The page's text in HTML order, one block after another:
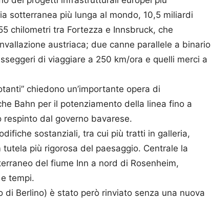
sotterranea più lunga al mondo, 10,5 miliardi
chilometri tra Fortezza e Innsbruck, che
austriaca; due canne parallele a binario
di viaggiare a 250 km/ora e quelli merci a
chiedono un’importante opera di
Bahn per il potenziamento della linea fino a
dal governo bavarese.
sostanziali, tra cui più tratti in galleria,
più rigorosa del paesaggio. Centrale la
del fiume Inn a nord di Rosenheim,
tempi.
di Berlino) è stato però rinviato senza una nuova